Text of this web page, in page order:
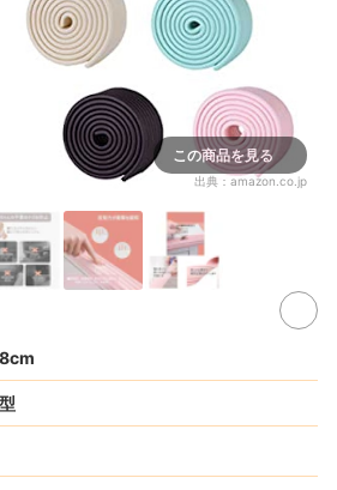
この商品を見る
出典： amazon.co.jp